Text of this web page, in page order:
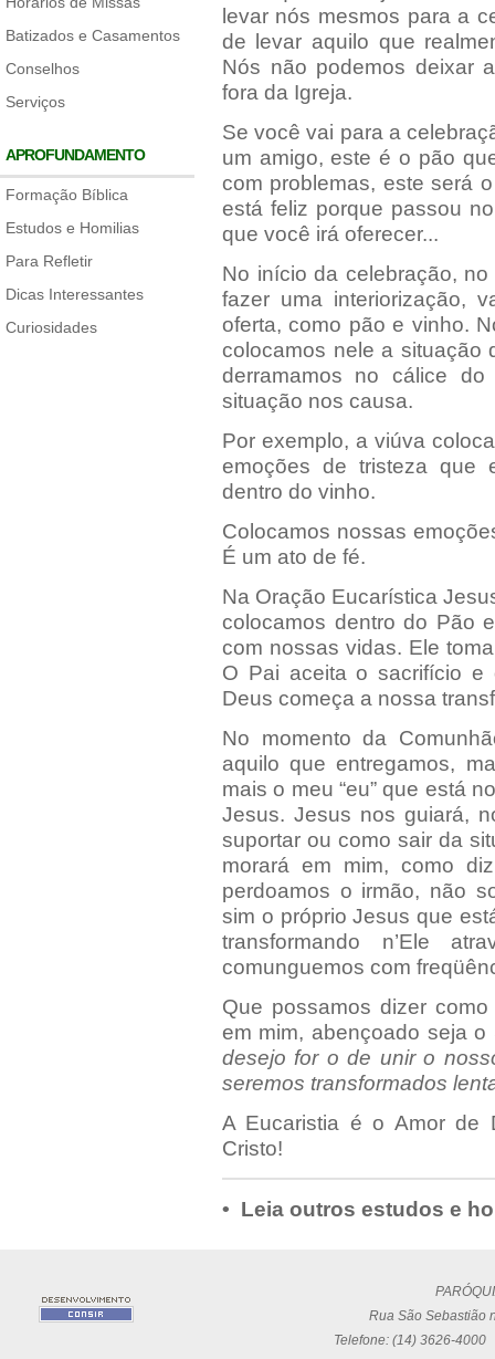
Batizados e Casamentos
Conselhos
Serviços
APROFUNDAMENTO
Formação Bíblica
Estudos e Homilias
Para Refletir
Dicas Interessantes
Curiosidades
levar nós mesmos para a
de levar aquilo que
Nós não podemos deixar
fora da Igreja.
Se você vai para a
um amigo, este é o pão
com problemas, este será
está feliz porque passou
que você irá oferecer...
No início da celebração,
fazer uma interiorização,
oferta, como pão e vinho.
colocamos nele a situação
derramamos no cálice
situação nos causa.
Por exemplo, a viúva
emoções de tristeza que
dentro do vinho.
Colocamos nossas
É um ato de fé.
Na Oração Eucarística
colocamos dentro do Pão
com nossas vidas. Ele
O Pai aceita o sacrifício e
Deus começa a nossa
No momento da
aquilo que entregamos,
mais o meu “eu” que está
Jesus. Jesus nos guiará,
suportar ou como sair da
morará em mim, como
perdoamos o irmão, não
sim o próprio Jesus que
transformando n’Ele
comunguemos com
Que possamos dizer
em mim, abençoado seja
desejo for o de unir o
seremos transformados
A Eucaristia é o Amor de
Cristo!
• Leia outros estudos e
Rua São Sebastião
Telefone: (14) 3626-